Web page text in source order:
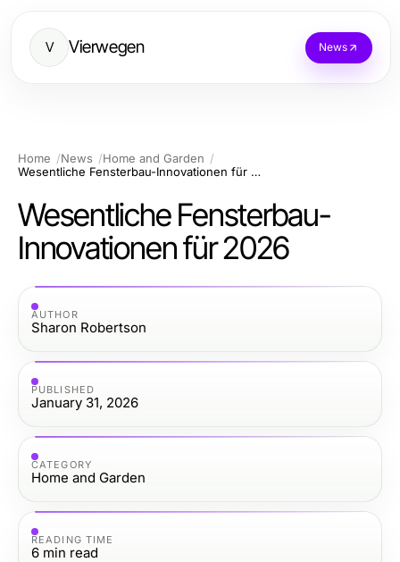
V Vierwegen News
Home News
Home and Garden
Wesentliche Fensterbau-Innovationen für 2026
Wesentliche Fensterbau-
Innovationen für 2026
AUTHOR
Sharon Robertson
PUBLISHED
January 31, 2026
CATEGORY
Home and Garden
READING TIME
6 min read